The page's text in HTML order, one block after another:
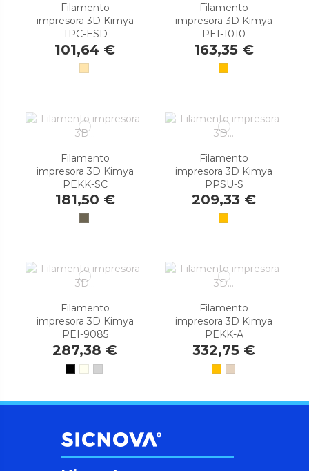
Filamento
impresora 3D Kimya
TPC-ESD
101,64 €
Filamento
impresora 3D Kimya
PEI-1010
163,35 €
Filamento
impresora 3D Kimya
PEKK-SC
181,50 €
Filamento
impresora 3D Kimya
PPSU-S
209,33 €
Filamento
impresora 3D Kimya
PEI-9085
287,38 €
Filamento
impresora 3D Kimya
PEKK-A
332,75 €